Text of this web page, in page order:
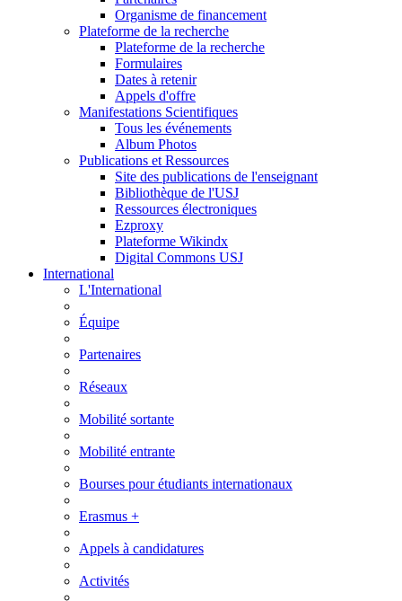
Organisme de financement
Plateforme de la recherche
Plateforme de la recherche
Formulaires
Dates à retenir
Appels d'offre
Manifestations Scientifiques
Tous les événements
Album Photos
Publications et Ressources
Site des publications de l'enseignant
Bibliothèque de l'USJ
Ressources électroniques
Ezproxy
Plateforme Wikindx
Digital Commons USJ
International
L'International
Équipe
Partenaires
Réseaux
Mobilité sortante
Mobilité entrante
Bourses pour étudiants internationaux
Erasmus +
Appels à candidatures
Activités